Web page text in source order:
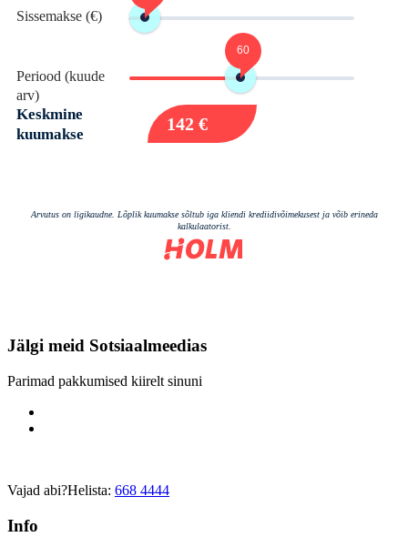
Jälgi meid Sotsiaalmeedias
Parimad pakkumised kiirelt sinuni
Vajad abi?Helista: 668 4444
Info